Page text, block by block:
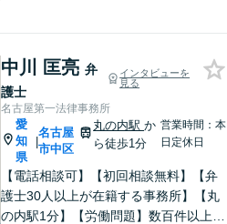
す【土日祝対応可】【電話・Web面談
対応可】
中川 匡亮 弁
護士
インタビューを
見る
名古屋第一法律事務所
愛
知
県
|
名古屋
市中区
丸の内駅か
ら徒歩1分
営業時間：本
日定休日
【電話相談可】【初回相談無料】【弁
護士30人以上が在籍する事務所】【丸
の内駅1分】【労働問題】数百件以上の